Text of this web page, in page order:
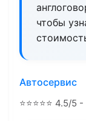
чтобы
Автосервис
⭐⭐⭐⭐⭐ 4.5/5 -